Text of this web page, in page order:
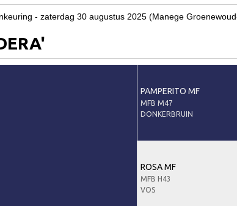
- zaterdag 30 augustus 2025 (Manege
PAMPERITO MF
MFB M47
DONKERBRUIN
ROSA MF
MFB H43
VOS